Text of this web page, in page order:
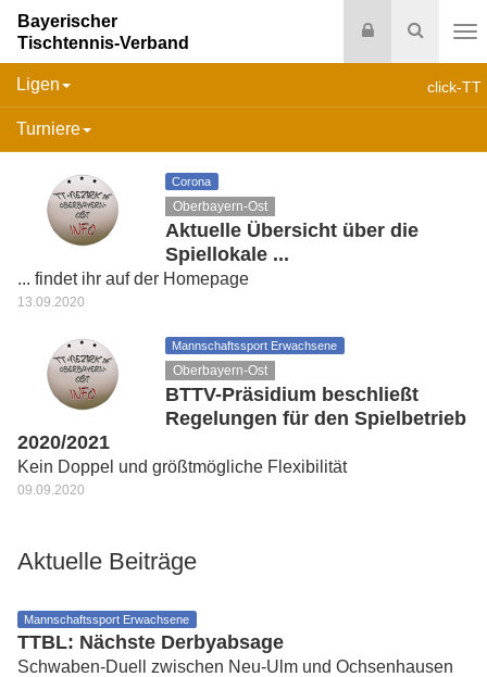
Suche
Login
Bayerischer
Tischtennis-Verband
click-TT
Ligen
Turniere
Corona
Oberbayern-Ost
Aktuelle Übersicht über die
Spiellokale ...
... findet ihr auf der Homepage
13.09.2020
Mannschaftssport Erwachsene
Oberbayern-Ost
BTTV-Präsidium beschließt
Regelungen für den Spielbetrieb
2020/2021
Kein Doppel und größtmögliche Flexibilität
09.09.2020
Aktuelle Beiträge
Mannschaftssport Erwachsene
TTBL: Nächste Derbyabsage
Schwaben-Duell zwischen Neu-Ulm und Ochsenhausen